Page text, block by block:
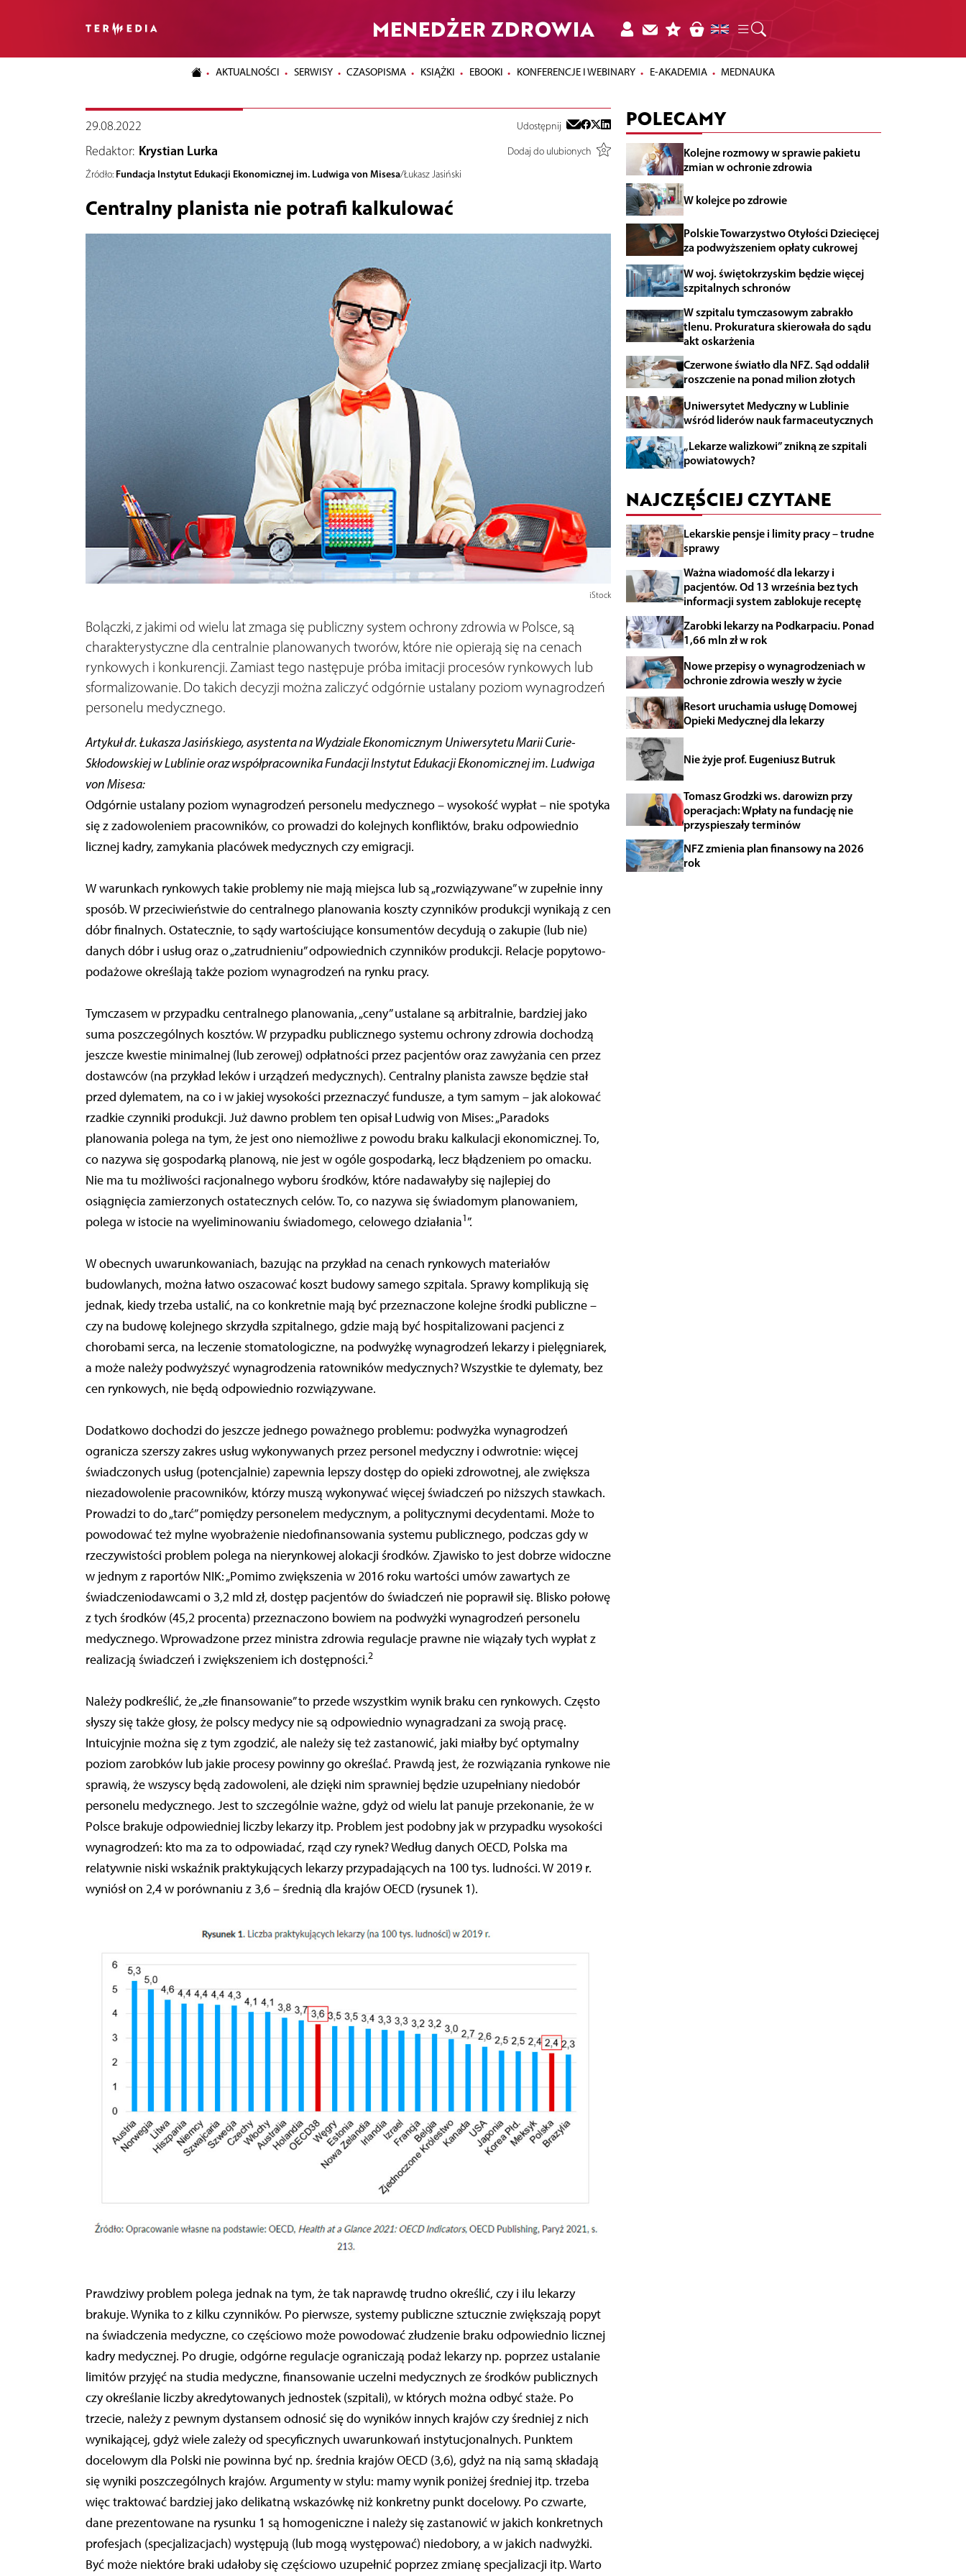
MENEDŻER ZDROWIA
AKTUALNOŚCI SERWISY CZASOPISMA KSIĄŻKI EBOOKI KONFERENCJE I WEBINARY E-AKADEMIA MEDNAUKA
29.08.2022 Udostępnij
Redaktor: Krystian Lurka
Dodaj do ulubionych
Źródło: Fundacja Instytut Edukacji Ekonomicznej im. Ludwiga von Misesa/Łukasz Jasiński
Centralny planista nie potrafi kalkulować
iStock
Bolączki, z jakimi od wielu lat zmaga się publiczny system ochrony zdrowia w Polsce, są
charakterystyczne dla centralnie planowanych tworów, które nie opierają się na cenach
rynkowych i konkurencji. Zamiast tego następuje próba imitacji procesów rynkowych lub
sformalizowanie. Do takich decyzji można zaliczyć odgórnie ustalany poziom wynagrodzeń
personelu medycznego.
Artykuł dr. Łukasza Jasińskiego, asystenta na Wydziale Ekonomicznym Uniwersytetu Marii Curie-
Skłodowskiej w Lublinie oraz współpracownika Fundacji Instytut Edukacji Ekonomicznej im. Ludwiga
von Misesa:
Odgórnie ustalany poziom wynagrodzeń personelu medycznego – wysokość wypłat – nie spotyka
się z zadowoleniem pracowników, co prowadzi do kolejnych konfliktów, braku odpowiednio
licznej kadry, zamykania placówek medycznych czy emigracji.
W warunkach rynkowych takie problemy nie mają miejsca lub są „rozwiązywane” w zupełnie inny
sposób. W przeciwieństwie do centralnego planowania koszty czynników produkcji wynikają z cen
dóbr finalnych. Ostatecznie, to sądy wartościujące konsumentów decydują o zakupie (lub nie)
danych dóbr i usług oraz o „zatrudnieniu” odpowiednich czynników produkcji. Relacje popytowo-
podażowe określają także poziom wynagrodzeń na rynku pracy.
Tymczasem w przypadku centralnego planowania, „ceny” ustalane są arbitralnie, bardziej jako
suma poszczególnych kosztów. W przypadku publicznego systemu ochrony zdrowia dochodzą
jeszcze kwestie minimalnej (lub zerowej) odpłatności przez pacjentów oraz zawyżania cen przez
dostawców (na przykład leków i urządzeń medycznych). Centralny planista zawsze będzie stał
przed dylematem, na co i w jakiej wysokości przeznaczyć fundusze, a tym samym – jak alokować
rzadkie czynniki produkcji. Już dawno problem ten opisał Ludwig von Mises: „Paradoks
planowania polega na tym, że jest ono niemożliwe z powodu braku kalkulacji ekonomicznej. To,
co nazywa się gospodarką planową, nie jest w ogóle gospodarką, lecz błądzeniem po omacku.
Nie ma tu możliwości racjonalnego wyboru środków, które nadawałyby się najlepiej do
osiągnięcia zamierzonych ostatecznych celów. To, co nazywa się świadomym planowaniem,
polega w istocie na wyeliminowaniu świadomego, celowego działania1”.
W obecnych uwarunkowaniach, bazując na przykład na cenach rynkowych materiałów
budowlanych, można łatwo oszacować koszt budowy samego szpitala. Sprawy komplikują się
jednak, kiedy trzeba ustalić, na co konkretnie mają być przeznaczone kolejne środki publiczne –
czy na budowę kolejnego skrzydła szpitalnego, gdzie mają być hospitalizowani pacjenci z
chorobami serca, na leczenie stomatologiczne, na podwyżkę wynagrodzeń lekarzy i pielęgniarek,
a może należy podwyższyć wynagrodzenia ratowników medycznych? Wszystkie te dylematy, bez
cen rynkowych, nie będą odpowiednio rozwiązywane.
Dodatkowo dochodzi do jeszcze jednego poważnego problemu: podwyżka wynagrodzeń
ogranicza szerszy zakres usług wykonywanych przez personel medyczny i odwrotnie: więcej
świadczonych usług (potencjalnie) zapewnia lepszy dostęp do opieki zdrowotnej, ale zwiększa
niezadowolenie pracowników, którzy muszą wykonywać więcej świadczeń po niższych stawkach.
Prowadzi to do „tarć” pomiędzy personelem medycznym, a politycznymi decydentami. Może to
powodować też mylne wyobrażenie niedofinansowania systemu publicznego, podczas gdy w
rzeczywistości problem polega na nierynkowej alokacji środków. Zjawisko to jest dobrze widoczne
w jednym z raportów NIK: „Pomimo zwiększenia w 2016 roku wartości umów zawartych ze
świadczeniodawcami o 3,2 mld zł, dostęp pacjentów do świadczeń nie poprawił się. Blisko połowę
z tych środków (45,2 procenta) przeznaczono bowiem na podwyżki wynagrodzeń personelu
medycznego. Wprowadzone przez ministra zdrowia regulacje prawne nie wiązały tych wypłat z
realizacją świadczeń i zwiększeniem ich dostępności.2
Należy podkreślić, że „złe finansowanie” to przede wszystkim wynik braku cen rynkowych. Często
słyszy się także głosy, że polscy medycy nie są odpowiednio wynagradzani za swoją pracę.
Intuicyjnie można się z tym zgodzić, ale należy się też zastanowić, jaki miałby być optymalny
poziom zarobków lub jakie procesy powinny go określać. Prawdą jest, że rozwiązania rynkowe nie
sprawią, że wszyscy będą zadowoleni, ale dzięki nim sprawniej będzie uzupełniany niedobór
personelu medycznego. Jest to szczególnie ważne, gdyż od wielu lat panuje przekonanie, że w
Polsce brakuje odpowiedniej liczby lekarzy itp. Problem jest podobny jak w przypadku wysokości
wynagrodzeń: kto ma za to odpowiadać, rząd czy rynek? Według danych OECD, Polska ma
relatywnie niski wskaźnik praktykujących lekarzy przypadających na 100 tys. ludności. W 2019 r.
wyniósł on 2,4 w porównaniu z 3,6 – średnią dla krajów OECD (rysunek 1).
Prawdziwy problem polega jednak na tym, że tak naprawdę trudno określić, czy i ilu lekarzy
brakuje. Wynika to z kilku czynników. Po pierwsze, systemy publiczne sztucznie zwiększają popyt
na świadczenia medyczne, co częściowo może powodować złudzenie braku odpowiednio licznej
kadry medycznej. Po drugie, odgórne regulacje ograniczają podaż lekarzy np. poprzez ustalanie
limitów przyjęć na studia medyczne, finansowanie uczelni medycznych ze środków publicznych
czy określanie liczby akredytowanych jednostek (szpitali), w których można odbyć staże. Po
trzecie, należy z pewnym dystansem odnosić się do wyników innych krajów czy średniej z nich
wynikającej, gdyż wiele zależy od specyficznych uwarunkowań instytucjonalnych. Punktem
docelowym dla Polski nie powinna być np. średnia krajów OECD (3,6), gdyż na nią samą składają
się wyniki poszczególnych krajów. Argumenty w stylu: mamy wynik poniżej średniej itp. trzeba
więc traktować bardziej jako delikatną wskazówkę niż konkretny punkt docelowy. Po czwarte,
dane prezentowane na rysunku 1 są homogeniczne i należy się zastanowić w jakich konkretnych
profesjach (specjalizacjach) występują (lub mogą występować) niedobory, a w jakich nadwyżki.
Być może niektóre braki udałoby się częściowo uzupełnić poprzez zmianę specjalizacji itp. Warto
POLECAMY
Kolejne rozmowy w sprawie pakietu
zmian w ochronie zdrowia
W kolejce po zdrowie
Polskie Towarzystwo Otyłości Dziecięcej
za podwyższeniem opłaty cukrowej
W woj. świętokrzyskim będzie więcej
szpitalnych schronów
W szpitalu tymczasowym zabrakło
tlenu. Prokuratura skierowała do sądu
akt oskarżenia
Czerwone światło dla NFZ. Sąd oddalił
roszczenie na ponad milion złotych
Uniwersytet Medyczny w Lublinie
wśród liderów nauk farmaceutycznych
„Lekarze walizkowi” znikną ze szpitali
powiatowych?
NAJCZĘŚCIEJ CZYTANE
Lekarskie pensje i limity pracy – trudne
sprawy
Ważna wiadomość dla lekarzy i
pacjentów. Od 13 września bez tych
informacji system zablokuje receptę
Zarobki lekarzy na Podkarpaciu. Ponad
1,66 mln zł w rok
Nowe przepisy o wynagrodzeniach w
ochronie zdrowia weszły w życie
Resort uruchamia usługę Domowej
Opieki Medycznej dla lekarzy
Nie żyje prof. Eugeniusz Butruk
Tomasz Grodzki ws. darowizn przy
operacjach: Wpłaty na fundację nie
przyspieszały terminów
NFZ zmienia plan finansowy na 2026
rok